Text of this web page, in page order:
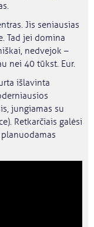
Jis seniausias
Tad jei domina
nedvejok –
nei 40 tūkst. Eur.
išlavinta
jungiamas su
Retkarčiais galėsi